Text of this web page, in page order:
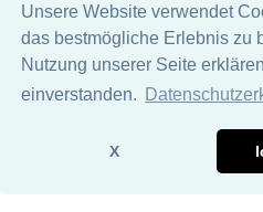
Unsere Website verwendet
das bestmögliche Erlebnis zu
Nutzung unserer Seite
einverstanden.
X
Wörter mit Endung -
anderen Artikelder: 0
Das Wort wird häufig
Wir übernehmen keine
Richtigkeit und Vollständigkeit